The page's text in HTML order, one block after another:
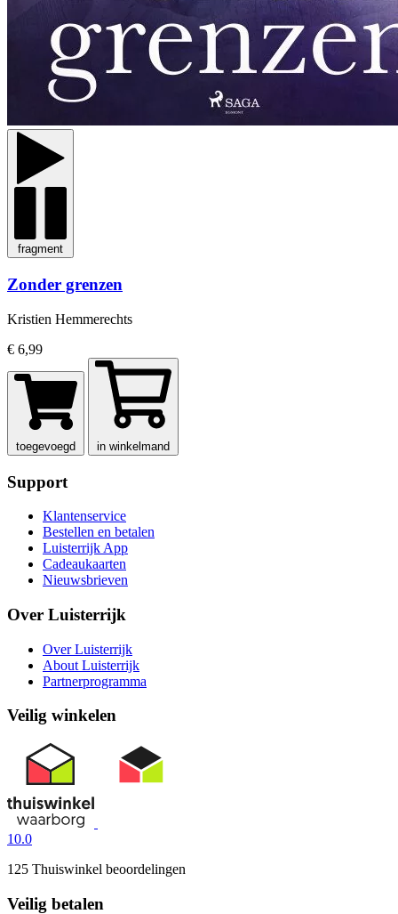
fragment
Zonder grenzen
Kristien Hemmerechts
€ 6,99
toegevoegd in winkelmand
Support
Klantenservice
Bestellen en betalen
Luisterrijk App
Cadeaukaarten
Nieuwsbrieven
Over Luisterrijk
Over Luisterrijk
About Luisterrijk
Partnerprogramma
Veilig winkelen
10.0
125 Thuiswinkel beoordelingen
Veilig betalen